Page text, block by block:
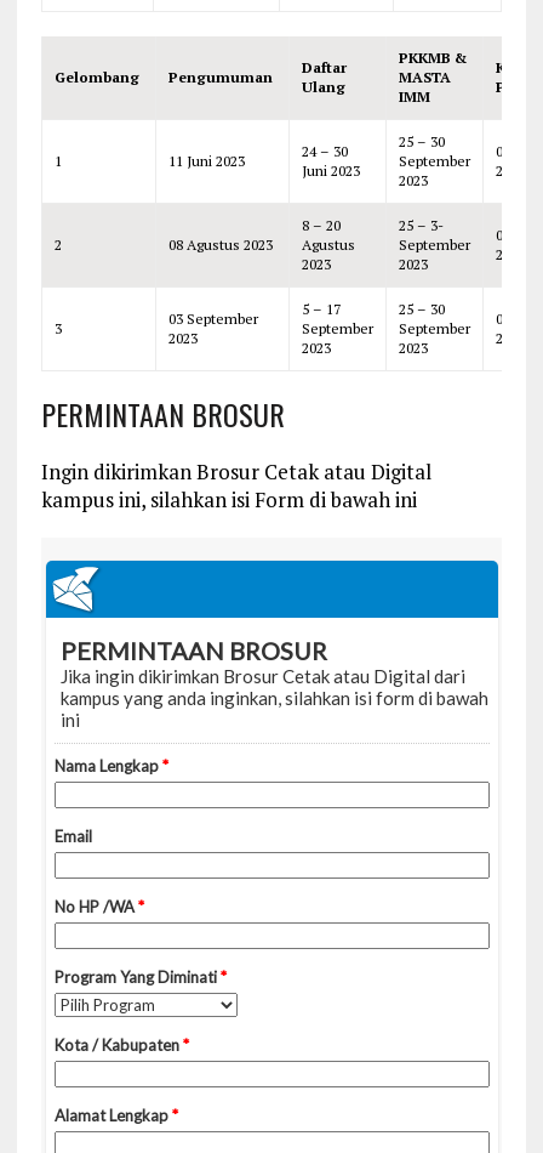
Gelombang Pengumuman
Daftar
Ulang
PKKMB &
MASTA
IMM
1 11 Juni 2023
24 – 30
Juni 2023
25 – 30
September
2023
02
2023
2 08 Agustus 2023
8 – 20
Agustus
2023
25 – 3-
September
2023
02
2023
3
03 September
2023
5 – 17
September
2023
25 – 30
September
2023
02
2023
PERMINTAAN BROSUR
Ingin dikirimkan Brosur Cetak atau Digital
kampus ini, silahkan isi Form di bawah ini